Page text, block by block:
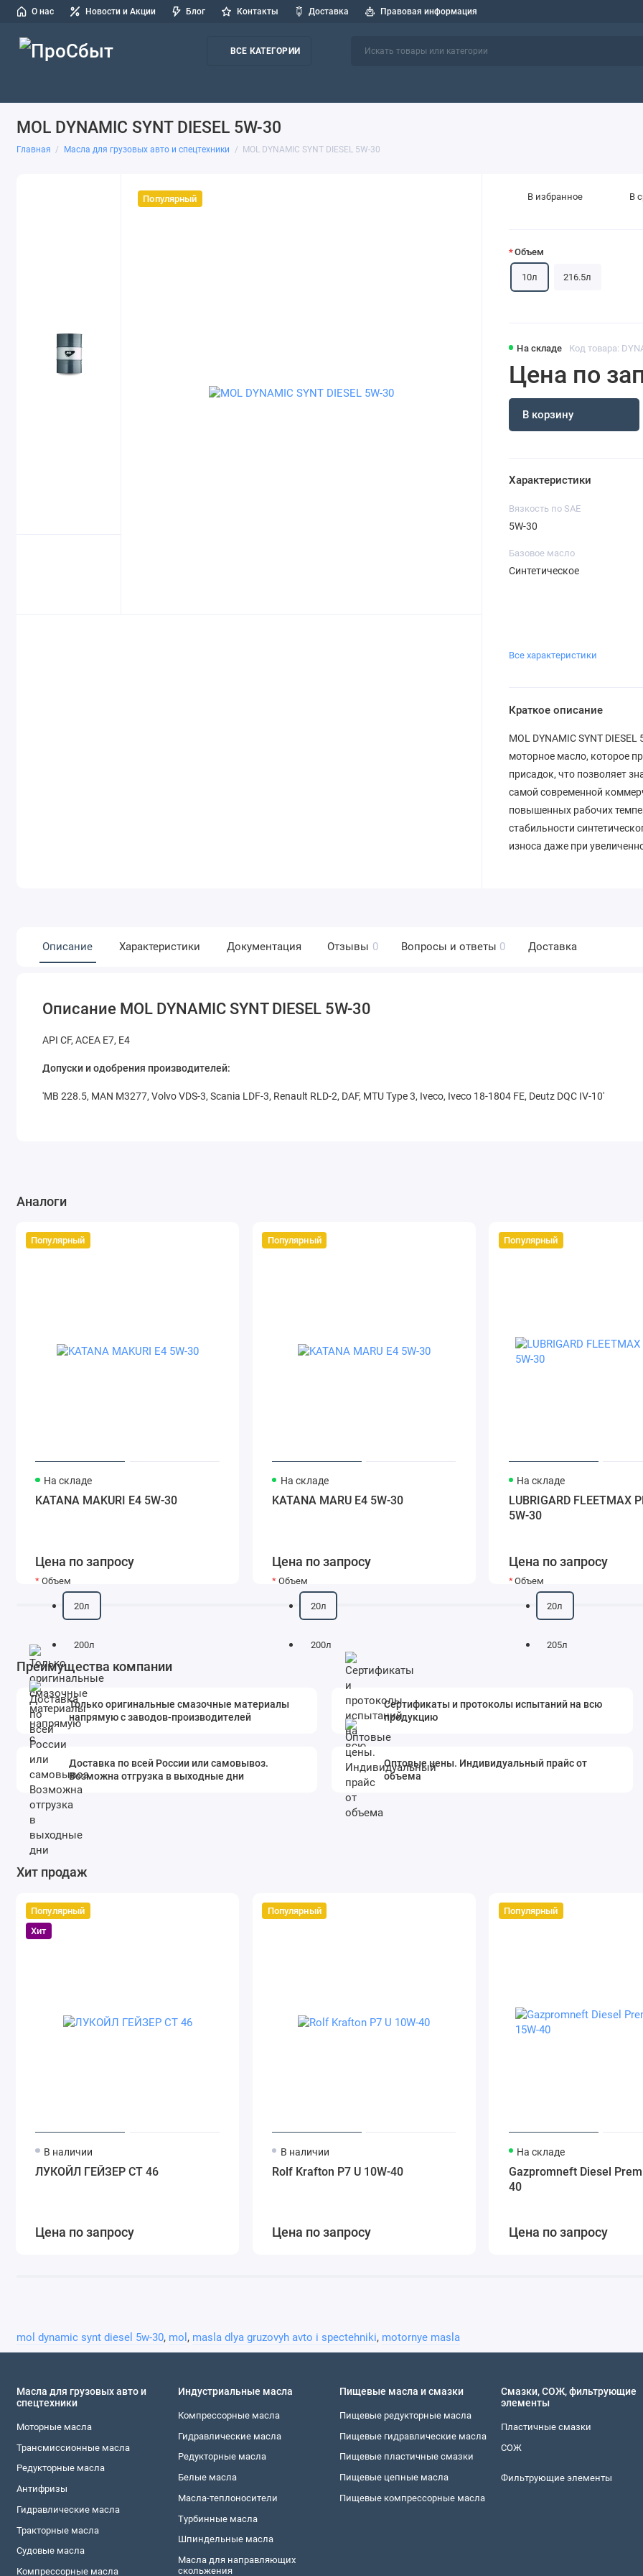
О нас Новости и Акции Блог Контакты Доставка Правовая информация
ВСЕ КАТЕГОРИИ
MOL DYNAMIC SYNT DIESEL 5W-30
Главная Масла для грузовых авто и спецтехники MOL DYNAMIC SYNT DIESEL 5W-30
Популярный
На складе Код товара:
Цена по
В корзину
В избранное В
Объем
10л 216.5л
Характеристики
Вязкость по SAE
5W-30
Базовое масло
Синтетическое
Все характеристики
Краткое описание
MOL DYNAMIC SYNT
моторное масло, которое
присадок, что позволяет
самой современной
повышенных рабочих
стабильности
износа даже при
Описание Характеристики Документация Отзывы 0 Вопросы и ответы 0 Доставка
Описание MOL DYNAMIC SYNT DIESEL 5W-30
API CF, ACEA E7, E4
Допуски и одобрения производителей:
'MB 228.5, MAN M3277, Volvo VDS-3, Scania LDF-3, Renault RLD-2, DAF, MTU Type 3, Iveco, Iveco 18-1804 FE, Deutz DQC IV-10'
Аналоги
Популярный
На складе
KATANA MAKURI E4 5W-30
Цена по запросу
Объем
20л
200л
Популярный
На складе
KATANA MARU E4 5W-30
Цена по запросу
Объем
20л
200л
Популярный
На складе
LUBRIGARD FLEETMAX
5W-30
Цена по запросу
Объем
20л
205л
Преимущества компании
Только оригинальные смазочные материалы
напрямую с заводов-производителей
Сертификаты и протоколы испытаний на всю
продукцию
Доставка по всей России или самовывоз.
Возможна отгрузка в выходные дни
Оптовые цены. Индивидуальный прайс от
объема
Хит продаж
Популярный
Хит
В наличии
ЛУКОЙЛ ГЕЙЗЕР СТ 46
Цена по запросу
Популярный
В наличии
Rolf Krafton P7 U 10W-40
Цена по запросу
Популярный
На складе
Gazpromneft Diesel
40
Цена по запросу
mol dynamic synt diesel 5w-30, mol , masla dlya gruzovyh avto i spectehniki, motornye masla
Масла для грузовых авто и
спецтехники
Моторные масла
Трансмиссионные масла
Редукторные масла
Антифризы
Гидравлические масла
Тракторные масла
Судовые масла
Компреccорные масла
Индустриальные масла
Компреccорные масла
Гидравлическиe масла
Редукторные масла
Белые масла
Масла-теплоносители
Турбинные масла
Шпиндельные масла
Масла для направляющих
скольжения
Пищевые масла и смазки
Пищевые редукторные масла
Пищевые гидравлические масла
Пищевые пластичные смазки
Пищевые цепные масла
Пищевые компрессорные масла
Смазки, СОЖ, фильтрующие
элементы
Пластичные смазки
СОЖ
Фильтрующие элементы